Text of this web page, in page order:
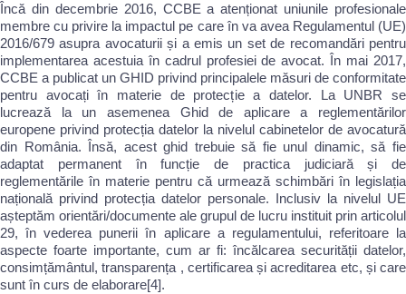
Încă din decembrie 2016, CCBE a atenționat uniunile profesionale
membre cu privire la impactul pe care în va avea Regulamentul (UE)
2016/679 asupra avocaturii și a emis un set de recomandări pentru
implementarea acestuia în cadrul profesiei de avocat. În mai 2017,
CCBE a publicat un GHID privind principalele măsuri de conformitate
pentru avocați în materie de protecție a datelor. La UNBR se
lucrează la un asemenea Ghid de aplicare a reglementărilor
europene privind protecția datelor la nivelul cabinetelor de avocatură
din România. Însă, acest ghid trebuie să fie unul dinamic, să fie
adaptat permanent în funcție de practica judiciară și de
reglementările în materie pentru că urmează schimbări în legislația
națională privind protecția datelor personale. Inclusiv la nivelul UE
așteptăm orientări/documente ale grupul de lucru instituit prin articolul
29, în vederea punerii în aplicare a regulamentului, referitoare la
aspecte foarte importante, cum ar fi: încălcarea securității datelor,
consimțământul, transparența , certificarea și acreditarea etc, și care
sunt în curs de elaborare[4].